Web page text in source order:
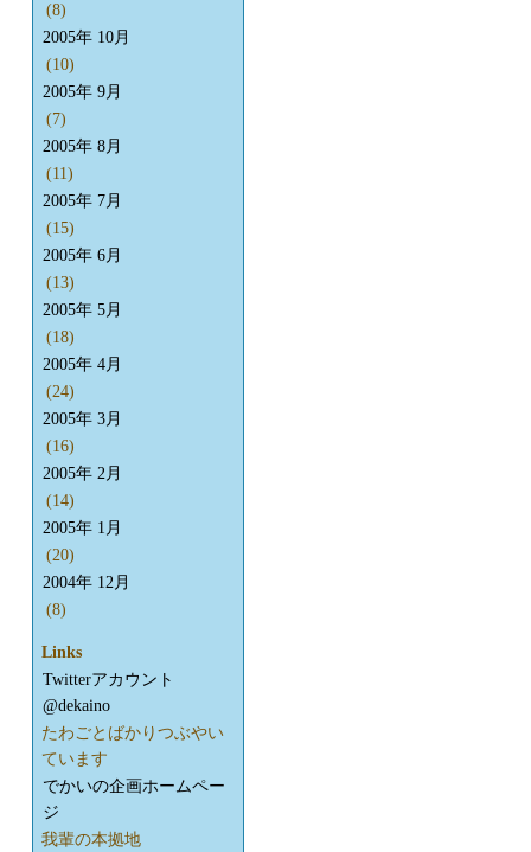
(8)
2005年 10月
(10)
2005年 9月
(7)
2005年 8月
(11)
2005年 7月
(15)
2005年 6月
(13)
2005年 5月
(18)
2005年 4月
(24)
2005年 3月
(16)
2005年 2月
(14)
2005年 1月
(20)
2004年 12月
(8)
Links
Twitterアカウント
@dekaino
たわごとばかりつぶやい
ています
でかいの企画ホームペー
ジ
我輩の本拠地